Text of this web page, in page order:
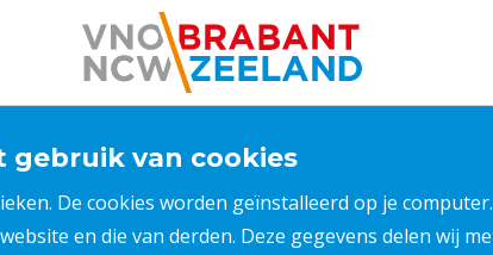
gebruik van cookies
De cookies worden geïnstalleerd op je
en die van derden. Deze gegevens delen wij